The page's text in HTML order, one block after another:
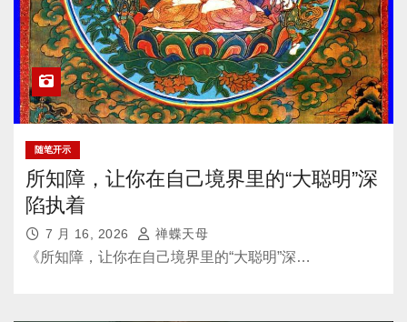
随笔开示
所知障，让你在自己境界里的“大聪明”深
陷执着
7 月 16, 2026 禅蝶天母
《所知障，让你在自己境界里的“大聪明”深…